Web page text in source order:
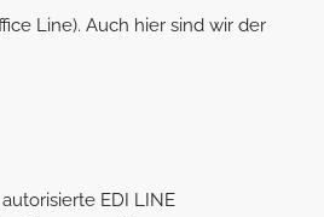
Line). Auch hier sind wir der
EDI LINE